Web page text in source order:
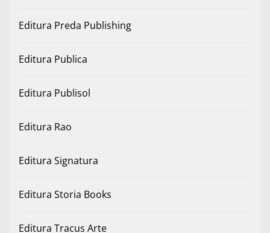
Editura Preda Publishing
Editura Publica
Editura Publisol
Editura Rao
Editura Signatura
Editura Storia Books
Editura Tracus Arte